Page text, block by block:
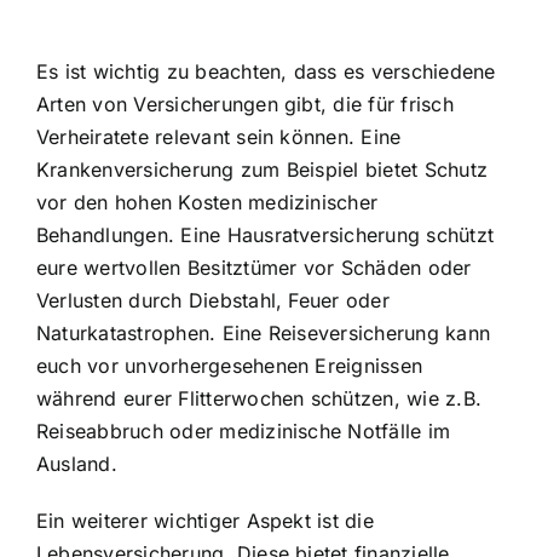
Es ist wichtig zu beachten, dass es verschiedene
Arten von Versicherungen gibt, die für frisch
Verheiratete relevant sein können. Eine
Krankenversicherung zum Beispiel bietet Schutz
vor den hohen Kosten medizinischer
Behandlungen. Eine Hausratversicherung schützt
eure wertvollen Besitztümer vor Schäden oder
Verlusten durch Diebstahl, Feuer oder
Naturkatastrophen. Eine Reiseversicherung kann
euch vor unvorhergesehenen Ereignissen
während eurer Flitterwochen schützen, wie z.B.
Reiseabbruch oder medizinische Notfälle im
Ausland.
Ein weiterer wichtiger Aspekt ist die